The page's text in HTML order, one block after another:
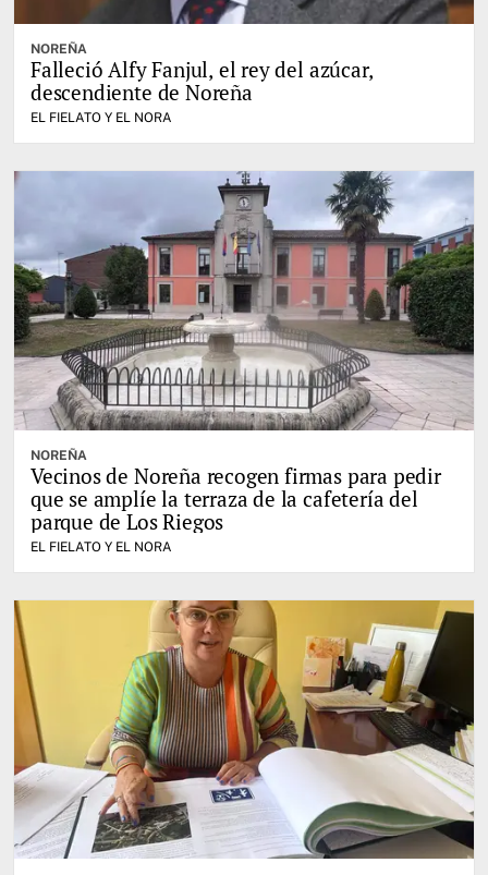
NOREÑA
Falleció Alfy Fanjul, el rey del azúcar,
descendiente de Noreña
EL FIELATO Y EL NORA
NOREÑA
Vecinos de Noreña recogen firmas para pedir
que se amplíe la terraza de la cafetería del
parque de Los Riegos
EL FIELATO Y EL NORA